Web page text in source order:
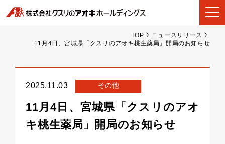
TOP
ニュースリリース
11月4日、宮城県「クスリのアオキ桃生薬局」開局のお知らせ
2025.11.03 その他
11月4日、宮城県「クスリのアオ
キ桃生薬局」開局のお知らせ